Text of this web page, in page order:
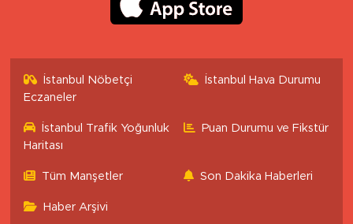
İstanbul Nöbetçi
Eczaneler
İstanbul Hava Durumu
İstanbul Trafik Yoğunluk
Haritası
Puan Durumu ve Fikstür
Tüm Manşetler Son Dakika Haberleri
Haber Arşivi